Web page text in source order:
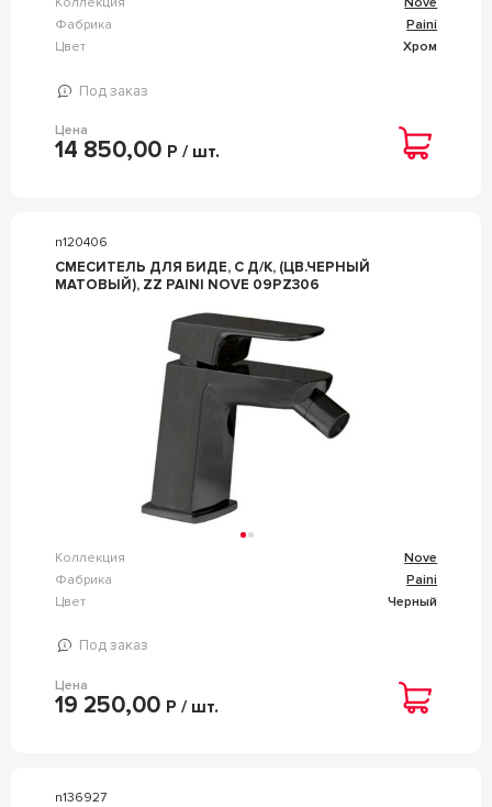
Фабрика
Paini
Цвет
Хром
Под заказ
Цена
14 850,00 Р / шт.
n120406
СМЕСИТЕЛЬ ДЛЯ БИДЕ, C Д/К, (ЦВ.ЧЕРНЫЙ
МАТОВЫЙ), ZZ PAINI NOVE 09PZ306
Коллекция
Nove
Фабрика
Paini
Цвет
Черный
Под заказ
Цена
19 250,00 Р / шт.
n136927